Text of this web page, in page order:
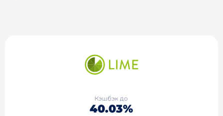
Кэшбэк до
40.03%